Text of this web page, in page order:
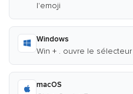
l'emoji
Windows
Win + . ouvre le
macOS